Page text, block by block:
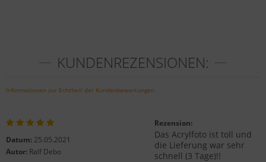
KUNDENREZENSIONEN:
Informationen zur Echtheit der Kundenbewertungen
Datum: 25.05.2021
Autor: Ralf Debo
Rezension:
Das Acrylfoto ist toll und
die Lieferung war sehr
schnell (3 Tage)!!